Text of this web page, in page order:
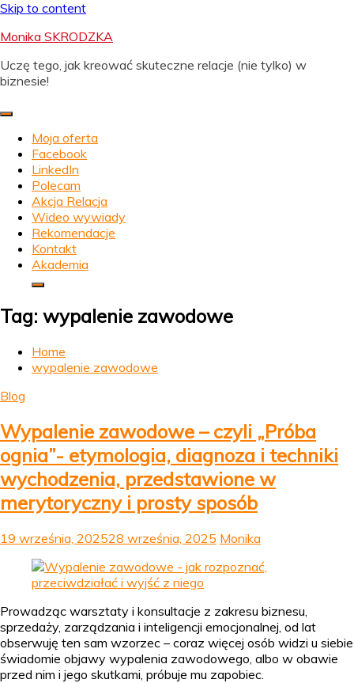
Skip to content
Monika SKRODZKA
Uczę tego, jak kreować skuteczne relacje (nie tylko) w
biznesie!
Moja oferta
Facebook
LinkedIn
Polecam
Akcja Relacja
Wideo wywiady
Rekomendacje
Kontakt
Akademia
Tag: wypalenie zawodowe
Home
wypalenie zawodowe
Blog
Wypalenie zawodowe – czyli „Próba
ognia”- etymologia, diagnoza i techniki
wychodzenia, przedstawione w
merytoryczny i prosty sposób
19 września, 202528 września, 2025 Monika
Prowadząc warsztaty i konsultacje z zakresu biznesu,
sprzedaży, zarządzania i inteligencji emocjonalnej, od lat
obserwuję ten sam wzorzec – coraz więcej osób widzi u siebie
świadomie objawy wypalenia zawodowego, albo w obawie
przed nim i jego skutkami, próbuje mu zapobiec.